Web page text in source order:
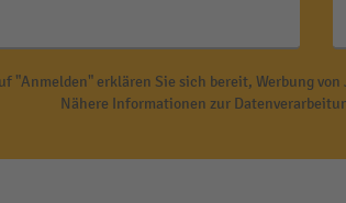
"Anmelden" erklären Sie sich bereit, Werbung
Nähere Informationen zur